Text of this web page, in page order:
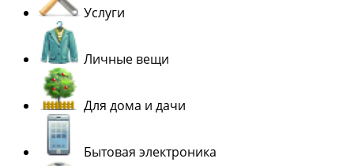
Услуги
Личные вещи
Для дома и дачи
Бытовая электроника